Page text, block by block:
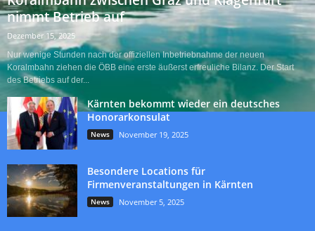
nimmt Betrieb auf
Dezember 15, 2025
Nur wenige Stunden nach der offiziellen Inbetriebnahme der neuen
Koralmbahn ziehen die ÖBB eine erste äußerst erfreuliche Bilanz. Der Start
des Betriebs auf der...
Kärnten bekommt wieder ein deutsches
Honorarkonsulat
News November 19, 2025
Besondere Locations für
Firmenveranstaltungen in Kärnten
News November 5, 2025